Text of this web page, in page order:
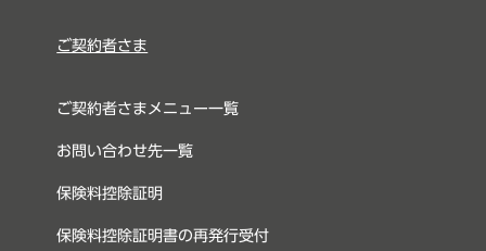
ご契約者さま
ご契約者さまメニュー一覧
お問い合わせ先一覧
保険料控除証明
保険料控除証明書の再発行受付